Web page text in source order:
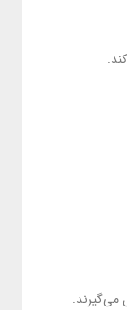
می‌گیرند.